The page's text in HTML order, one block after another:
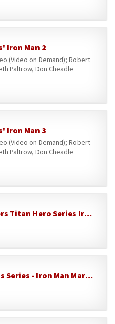
Iron Man 2
(Video on Demand); Robert
Paltrow, Don Cheadle
Iron Man 3
(Video on Demand); Robert
Paltrow, Don Cheadle
Marvel Avengers Titan Hero Series Iron Man, Figura de acción
Marvel Legends Series - Iron Man Mark LXXXV - Avengers: Endgame - Figura de acción de 15 cm